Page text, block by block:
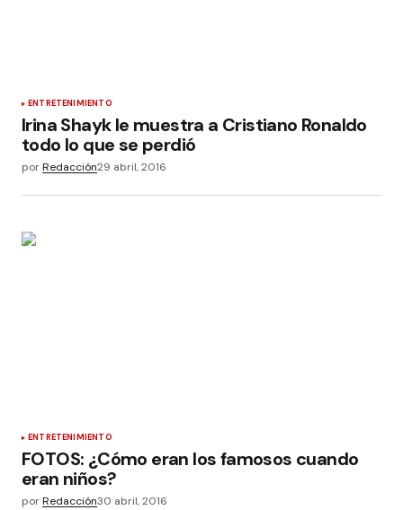
ENTRETENIMIENTO
Irina Shayk le muestra a Cristiano Ronaldo
todo lo que se perdió
porRedacción29 abril, 2016
ENTRETENIMIENTO
FOTOS: ¿Cómo eran los famosos cuando
eran niños?
porRedacción30 abril, 2016